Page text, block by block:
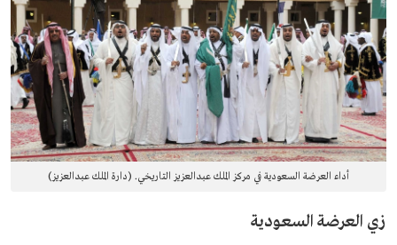
أداء العرضة السعودية في مركز الملك عبدالعزيز التاريخي. (دارة الملك عبدالعزيز)
زي العرضة السعودية